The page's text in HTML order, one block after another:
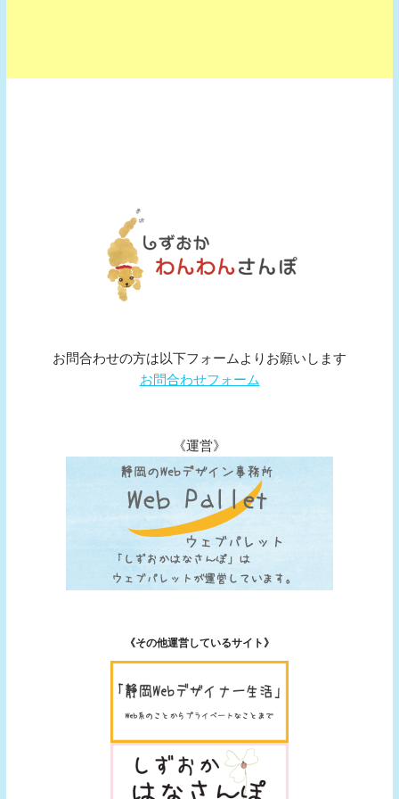
お問合わせの方は以下フォームよりお願いします
お問合わせフォーム
《運営》
《その他運営しているサイト》